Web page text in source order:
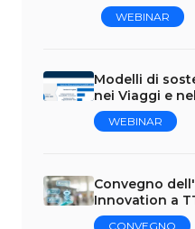
WEBINAR
Modelli di
nei Viaggi e
WEBINAR
Convegno
Innovation a
CONVEGNO